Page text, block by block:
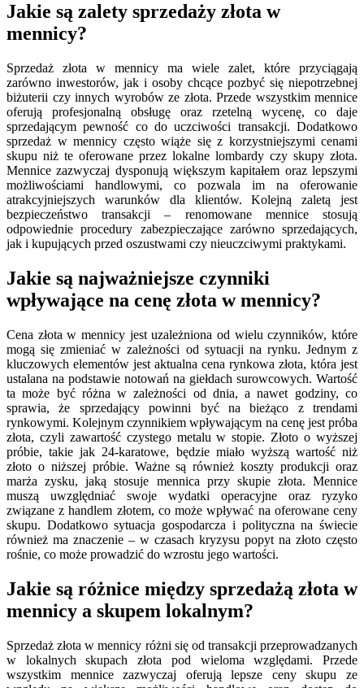
Jakie są zalety sprzedaży złota w
mennicy?
Sprzedaż złota w mennicy ma wiele zalet, które przyciągają
zarówno inwestorów, jak i osoby chcące pozbyć się niepotrzebnej
biżuterii czy innych wyrobów ze złota. Przede wszystkim mennice
oferują profesjonalną obsługę oraz rzetelną wycenę, co daje
sprzedającym pewność co do uczciwości transakcji. Dodatkowo
sprzedaż w mennicy często wiąże się z korzystniejszymi cenami
skupu niż te oferowane przez lokalne lombardy czy skupy złota.
Mennice zazwyczaj dysponują większym kapitałem oraz lepszymi
możliwościami handlowymi, co pozwala im na oferowanie
atrakcyjniejszych warunków dla klientów. Kolejną zaletą jest
bezpieczeństwo transakcji – renomowane mennice stosują
odpowiednie procedury zabezpieczające zarówno sprzedających,
jak i kupujących przed oszustwami czy nieuczciwymi praktykami.
Jakie są najważniejsze czynniki
wpływające na cenę złota w mennicy?
Cena złota w mennicy jest uzależniona od wielu czynników, które
mogą się zmieniać w zależności od sytuacji na rynku. Jednym z
kluczowych elementów jest aktualna cena rynkowa złota, która jest
ustalana na podstawie notowań na giełdach surowcowych. Wartość
ta może być różna w zależności od dnia, a nawet godziny, co
sprawia, że sprzedający powinni być na bieżąco z trendami
rynkowymi. Kolejnym czynnikiem wpływającym na cenę jest próba
złota, czyli zawartość czystego metalu w stopie. Złoto o wyższej
próbie, takie jak 24-karatowe, będzie miało wyższą wartość niż
złoto o niższej próbie. Ważne są również koszty produkcji oraz
marża zysku, jaką stosuje mennica przy skupie złota. Mennice
muszą uwzględniać swoje wydatki operacyjne oraz ryzyko
związane z handlem złotem, co może wpływać na oferowane ceny
skupu. Dodatkowo sytuacja gospodarcza i polityczna na świecie
również ma znaczenie – w czasach kryzysu popyt na złoto często
rośnie, co może prowadzić do wzrostu jego wartości.
Jakie są różnice między sprzedażą złota w
mennicy a skupem lokalnym?
Sprzedaż złota w mennicy różni się od transakcji przeprowadzanych
w lokalnych skupach złota pod wieloma względami. Przede
wszystkim mennice zazwyczaj oferują lepsze ceny skupu ze